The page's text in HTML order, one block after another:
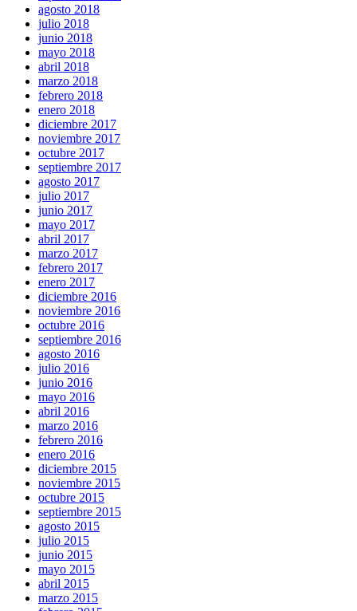
agosto 2018
julio 2018
junio 2018
mayo 2018
abril 2018
marzo 2018
febrero 2018
enero 2018
diciembre 2017
noviembre 2017
octubre 2017
septiembre 2017
agosto 2017
julio 2017
junio 2017
mayo 2017
abril 2017
marzo 2017
febrero 2017
enero 2017
diciembre 2016
noviembre 2016
octubre 2016
septiembre 2016
agosto 2016
julio 2016
junio 2016
mayo 2016
abril 2016
marzo 2016
febrero 2016
enero 2016
diciembre 2015
noviembre 2015
octubre 2015
septiembre 2015
agosto 2015
julio 2015
junio 2015
mayo 2015
abril 2015
marzo 2015